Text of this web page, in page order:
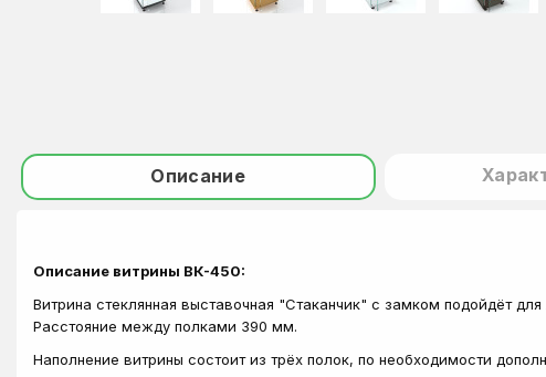
Описание
Описание витрины ВК-450:
Витрина стеклянная выставочная "Стаканчик" с замком подойдёт
Расстояние между полками 390 мм.
Наполнение витрины состоит из трёх полок, по необходимости